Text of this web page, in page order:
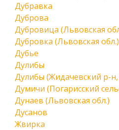
Дубравка
Дуброва
Дубровица (Львовская
Дубровка (Львовская обл.)
Дубье
Дулибы
Дулибы (Жидачевский р-н,
Думичи (Погарисский
Дунаев (Львовская обл.)
Дусанов
Жвирка